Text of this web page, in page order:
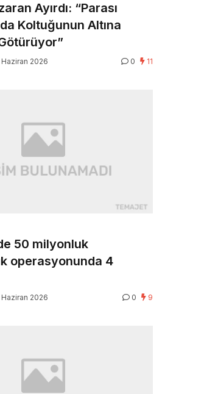
Ayırdı: “Parası
Koltuğunun Altına
Haziran 2026 0 11
50 milyonluk
operasyonunda 4
Haziran 2026 0 9